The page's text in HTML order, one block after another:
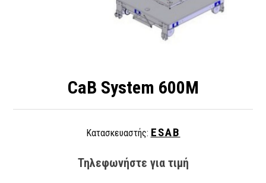
CaB System 600M
Κατασκευαστής: ESAB
Τηλεφωνήστε για τιμή